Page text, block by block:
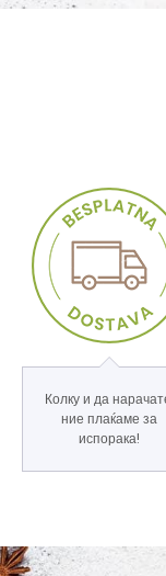
Колку и да
ние плаќаме за
испорака!